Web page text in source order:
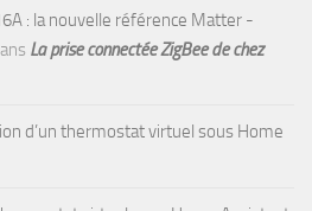
: la nouvelle référence Matter -
La prise connectée ZigBee de chez
d’un thermostat virtuel sous Home